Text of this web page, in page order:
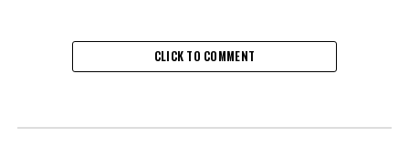
CLICK TO COMMENT